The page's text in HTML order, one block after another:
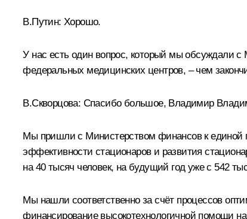
В.Путин: Хорошо.
У нас есть один вопрос, который мы обсуждали
федеральных медицинских центров, – чем
В.Скворцова: Спасибо большое, Владимир
Мы пришли с Министерством финансов к единой
эффективности стационаров и развития
на 40 тысяч человек, на будущий год уже с 542
Мы нашли соответственно за счёт процессов
финансирование высокотехнологичной помощи